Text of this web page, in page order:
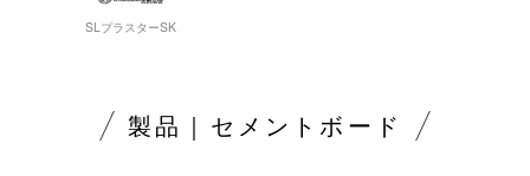
SLプラスターSK
製品｜セメントボード